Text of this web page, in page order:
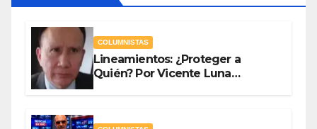
COLUMNISTAS
Lineamientos: ¿Proteger a
Quién? Por Vicente Luna